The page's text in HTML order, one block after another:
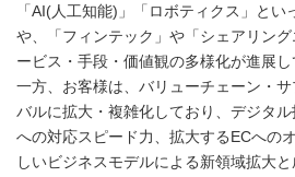
「AI(人工知能)」「ロボティクス」と
や、「フィンテック」や「シェアリン
ービス・手段・価値観の多様化が進展し
一方、お客様は、バリューチェーン・
バルに拡大・複雑化しており、デジタ
への対応スピード力、拡大するECへの
しいビジネスモデルによる新領域拡大